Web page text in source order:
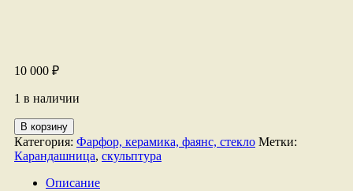
10 000 ₽
1 в наличии
Количество
товара
Скульптура
карандашница
В корзину
Категория: Фарфор, керамика, фаянс, стекло Метки:
Карандашница, скульптура
Описание